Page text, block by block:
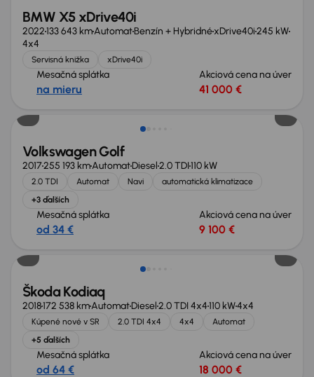
BMW X5 xDrive40i
2022133 643 kmAutomatBenzín + HybridnéxDrive40i245 kW
4x4
Servisná knižka xDrive40i
Mesačná splátka
na mieru
Akciová cena na úver
41 000 €
Volkswagen Golf
2017255 193 kmAutomatDiesel2.0 TDI110 kW
2.0 TDI Automat Navi
automatická klimatizace
+3 ďalších
Mesačná splátka
od 34 €
Akciová cena na úver
9 100 €
Škoda Kodiaq
2018172 538 kmAutomatDiesel2.0 TDI 4x4110 kW4x4
Kúpené nové v SR 2.0 TDI 4x4 4x4
Automat
+5 ďalších
Mesačná splátka
od 64 €
Akciová cena na úver
18 000 €